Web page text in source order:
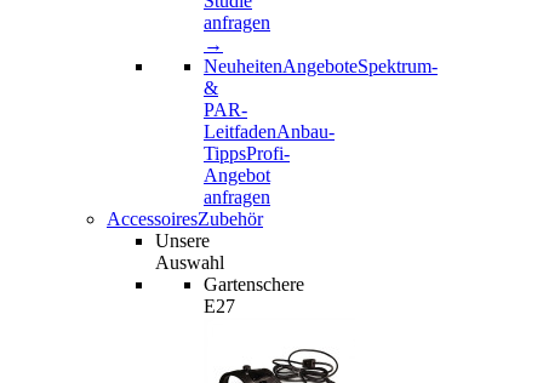
anfragen
→
NeuheitenAngeboteSpektrum-
&
PAR-
LeitfadenAnbau-
TippsProfi-
Angebot
anfragen
AccessoiresZubehör
Unsere
Auswahl
Gartenschere
E27